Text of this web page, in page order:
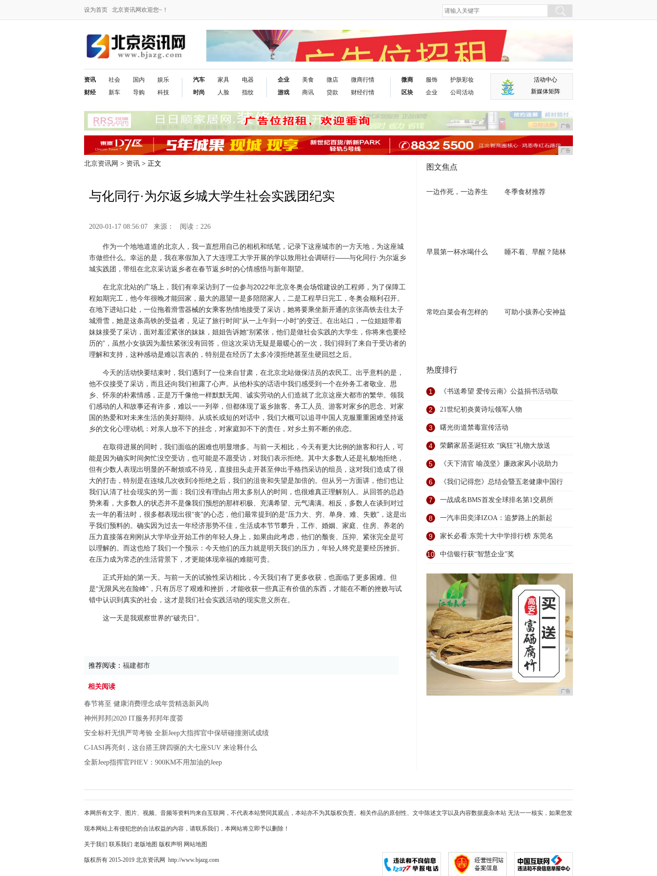
设为首页 北京资讯网欢迎您~！
资讯
财经
社会
新车
国内
导购
娱乐
科技
汽车
时尚
家具
人脸
电器
指纹
企业
游戏
美食
商讯
微店
贷款
微商行情
财经行情
微商
区块
服饰
企业
护肤彩妆
公司活动
活动中心
新媒体矩阵
广告
广告
北京资讯网 > 资讯 > 正文
与化同行·为尔返乡城大学生社会实践团纪实
2020-01-17 08:56:07 来源： 阅读：226
作为一个地地道道的北京人，我一直想用自己的相机和纸笔，记录下这座城市的一方天地，为这座城
市做些什么。幸运的是，我在寒假加入了大连理工大学开展的学以致用社会调研行——与化同行·为尔返乡
城实践团，带组在北京采访返乡者在春节返乡时的心情感悟与新年期望。
在北京北站的广场上，我们有幸采访到了一位参与2022年北京冬奥会场馆建设的工程师，为了保障工
程如期完工，他今年很晚才能回家，最大的愿望一是多陪陪家人，二是工程早日完工，冬奥会顺利召开。
在地下进站口处，一位拖着滑雪器械的女乘客热情地接受了采访，她将要乘坐新开通的京张高铁去往太子
城滑雪，她是这条高铁的受益者，见证了旅行时间“从一上午到一小时”的变迁。在出站口，一位姐姐带着
妹妹接受了采访，面对羞涩紧张的妹妹，姐姐告诉她“别紧张，他们是做社会实践的大学生，你将来也要经
历的”，虽然小女孩因为羞怯紧张没有回答，但这次采访无疑是最暖心的一次，我们得到了来自于受访者的
理解和支持，这种感动是难以言表的，特别是在经历了太多冷漠拒绝甚至生硬回怼之后。
今天的活动快要结束时，我们遇到了一位来自甘肃，在北京北站做保洁员的农民工。出乎意料的是，
他不仅接受了采访，而且还向我们袒露了心声。从他朴实的话语中我们感受到一个在外务工者敬业、思
乡、怀亲的朴素情感，正是万千像他一样默默无闻、诚实劳动的人们造就了北京这座大都市的繁华。领我
们感动的人和故事还有许多，难以一一列举，但都体现了返乡旅客、务工人员、游客对家乡的思念、对家
国的热爱和对未来生活的美好期待。从或长或短的对话中，我们大概可以追寻中国人克服重重困难坚持返
乡的文化心理动机：对亲人放不下的挂念，对家庭卸不下的责任，对乡土剪不断的依恋。
在取得进展的同时，我们面临的困难也明显增多。与前一天相比，今天有更大比例的旅客和行人，可
能是因为确实时间匆忙没空受访，也可能是不愿受访，对我们表示拒绝。其中大多数人还是礼貌地拒绝，
但有少数人表现出明显的不耐烦或不待见，直接扭头走开甚至伸出手格挡采访的组员，这对我们造成了很
大的打击，特别是在连续几次收到冷拒绝之后，我们的沮丧和失望是加倍的。但从另一方面讲，他们也让
我们认清了社会现实的另一面：我们没有理由占用太多别人的时间，也很难真正理解别人。从回答的总趋
势来看，大多数人的状态并不是像我们预想的那样积极、充满希望、元气满满。相反，多数人在谈到对过
去一年的看法时，很多都表现出很“丧”的心态，他们最常提到的是“压力大、穷、单身、难、失败”，这是出
乎我们预料的。确实因为过去一年经济形势不佳，生活成本节节攀升，工作、婚姻、家庭、住房、养老的
压力直接落在刚刚从大学毕业开始工作的年轻人身上，如果由此考虑，他们的颓丧、压抑、紧张完全是可
以理解的。而这也给了我们一个预示：今天他们的压力就是明天我们的压力，年轻人终究是要经历挫折。
在压力成为常态的生活背景下，才更能体现幸福的难能可贵。
正式开始的第一天。与前一天的试验性采访相比，今天我们有了更多收获，也面临了更多困难。但
是“无限风光在险峰”，只有历尽了艰难和挫折，才能收获一些真正有价值的东西，才能在不断的挫败与试
错中认识到真实的社会，这才是我们社会实践活动的现实意义所在。
这一天是我观察世界的“破壳日”。
推荐阅读： 福建都市
相关阅读
春节将至 健康消费理念成年货精选新风尚
神州邦邦|2020 IT服务邦邦年度荟
安全标杆无惧严苛考验 全新Jeep大指挥官中保研碰撞测试成绩
C-IASI再亮剑，这台搭王牌四驱的大七座SUV 来诠释什么
全新Jeep指挥官PHEV：900KM不用加油的Jeep
图文焦点
一边作死，一边养生 冬季食材推荐
早晨第一杯水喝什么 睡不着、早醒？陆林
常吃白菜会有怎样的 可助小孩养心安神益
热度排行
1 《书送希望 爱传云南》公益捐书活动取
2 21世纪初炎黄诗坛领军人物
3 曙光街道禁毒宣传活动
4 荣麟家居圣诞狂欢 “疯狂”礼物大放送
5 《天下清官 喻茂坚》廉政家风小说助力
6 《我们记得您》总结会暨五老健康中国行
7 一战成名BMS首发全球排名第1交易所
8 一汽丰田奕泽IZOA：追梦路上的新起
9 家长必看:东莞十大中学排行榜 东莞名
10 中信银行获“智慧企业”奖
广告
本网所有文字、图片、视频、音频等资料均来自互联网，不代表本站赞同其观点，本站亦不为其版权负责。相关作品的原创性、文中陈述文字以及内容数据庞杂本站 无法一一核实，如果您发
现本网站上有侵犯您的合法权益的内容，请联系我们，本网站将立即予以删除！
关于我们 联系我们 老版地图 版权声明 网站地图
版权所有 2015-2019 北京资讯网 http://www.bjazg.com